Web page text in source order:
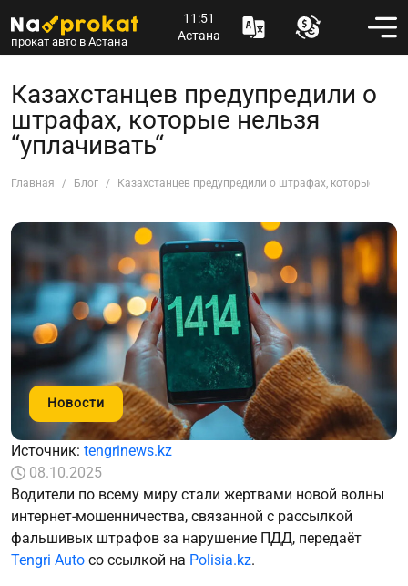
прокат авто в Астана
11:51
Астана
Казахстанцев предупредили о
штрафах, которые нельзя
“уплачивать“
Главная Блог Казахстанцев предупредили о штрафах, которые
Новости
Источник: tengrinews.kz
08.10.2025
Водители по всему миру стали жертвами новой волны
интернет-мошенничества, связанной с рассылкой
фальшивых штрафов за нарушение ПДД, передаёт
Tengri Auto со ссылкой на Polisia.kz.